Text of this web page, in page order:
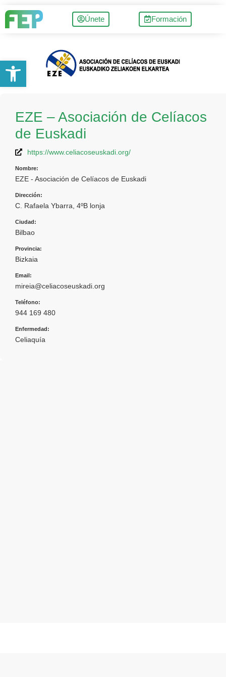
Únete Formación
EZE – Asociación de Celíacos
de Euskadi
https://www.celiacoseuskadi.org/
Nombre:
EZE - Asociación de Celíacos de Euskadi
Dirección:
C. Rafaela Ybarra, 4ºB lonja
Ciudad:
Bilbao
Provincia:
Bizkaia
Email:
mireia@celiacoseuskadi.org
Teléfono:
944 169 480
Enfermedad:
Celiaquía
Abrir barra de herramientas